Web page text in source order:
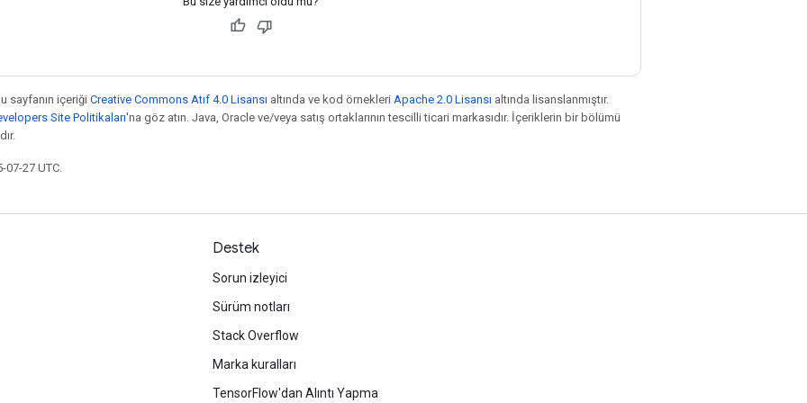
sayfanın içeriği Creative Commons Atıf 4.0 Lisansı altında ve kod örnekleri Apache 2.0 Lisansı altında lisanslanmıştır.
Site Politikaları'na göz atın. Java, Oracle ve/veya satış ortaklarının tescilli ticari markasıdır. İçeriklerin bir bölümü
27 UTC.
Destek
Sorun izleyici
Sürüm notları
Stack Overflow
Marka kuralları
TensorFlow'dan Alıntı Yapma